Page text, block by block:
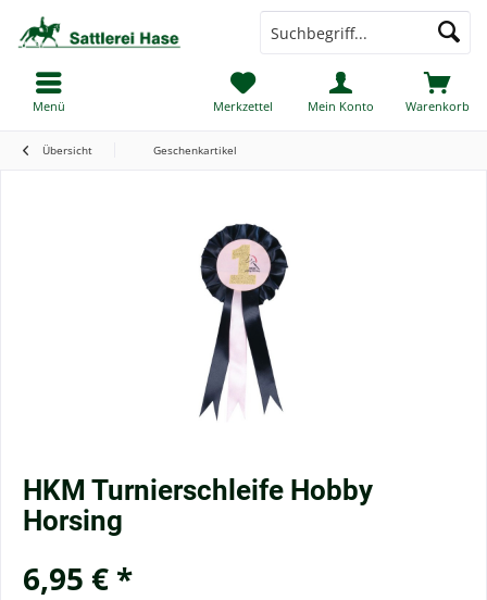
Warenkorb
Merkzettel Mein Konto
Menü
Übersicht Geschenkartikel
HKM Turnierschleife Hobby
Horsing
6,95 € *